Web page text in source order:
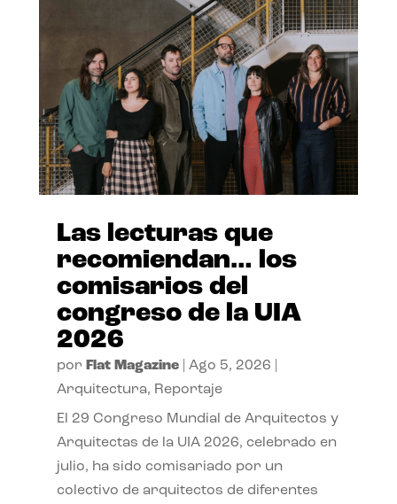
Las lecturas que
recomiendan… los
comisarios del
congreso de la UIA
2026
por Flat Magazine| Ago 5, 2026
Arquitectura, Reportaje
El 29 Congreso Mundial de Arquitectos y
Arquitectas de la UIA 2026, celebrado en
julio, ha sido comisariado por un
colectivo de arquitectos de diferentes